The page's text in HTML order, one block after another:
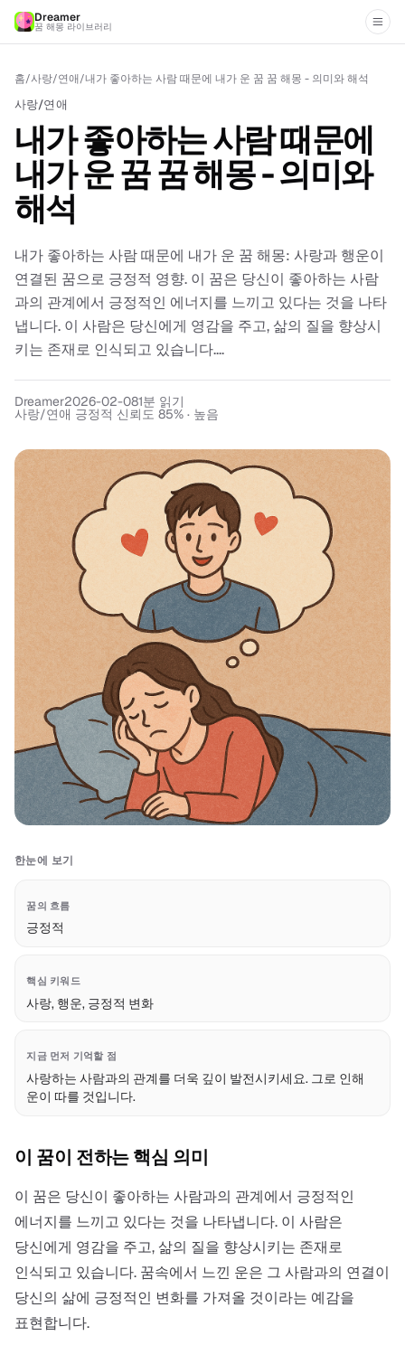
Dreamer
꿈 해몽 라이브러리
홈/사랑/연애/내가 좋아하는 사람 때문에 내가 운 꿈 꿈 해몽 - 의미와 해석
사랑/연애
내가 좋아하는 사람 때문에
내가 운 꿈 꿈 해몽 - 의미와
해석
내가 좋아하는 사람 때문에 내가 운 꿈 해몽: 사랑과 행운이
연결된 꿈으로 긍정적 영향. 이 꿈은 당신이 좋아하는 사람
과의 관계에서 긍정적인 에너지를 느끼고 있다는 것을 나타
냅니다. 이 사람은 당신에게 영감을 주고, 삶의 질을 향상시
키는 존재로 인식되고 있습니다....
Dreamer2026-02-081분 읽기
사랑/연애 긍정적 신뢰도 85% · 높음
한눈에 보기
꿈의 흐름
긍정적
핵심 키워드
사랑, 행운, 긍정적 변화
지금 먼저 기억할 점
사랑하는 사람과의 관계를 더욱 깊이 발전시키세요. 그로 인해
운이 따를 것입니다.
이 꿈이 전하는 핵심 의미
이 꿈은 당신이 좋아하는 사람과의 관계에서 긍정적인
에너지를 느끼고 있다는 것을 나타냅니다. 이 사람은
당신에게 영감을 주고, 삶의 질을 향상시키는 존재로
인식되고 있습니다. 꿈속에서 느낀 운은 그 사람과의 연결이
당신의 삶에 긍정적인 변화를 가져올 것이라는 예감을
표현합니다.